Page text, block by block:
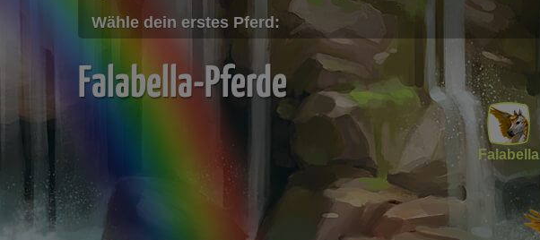
Wähle dein erstes Pferd:
Falabella-Pferde
Falabella